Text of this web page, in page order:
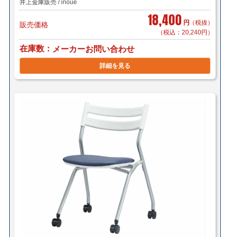
井上金庫販売 / inoue
販売価格 18,400 円 （税抜）
（税込：20,240円）
在庫数 メーカーお問い合わせ
詳細を見る